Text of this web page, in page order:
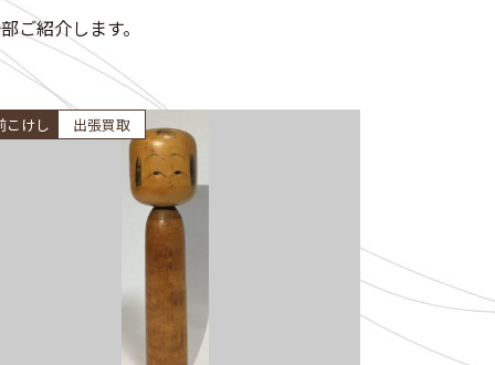
ご紹介します。
こけし 出張買取